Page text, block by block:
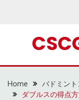
Home
バドミン
ダブルスの得点